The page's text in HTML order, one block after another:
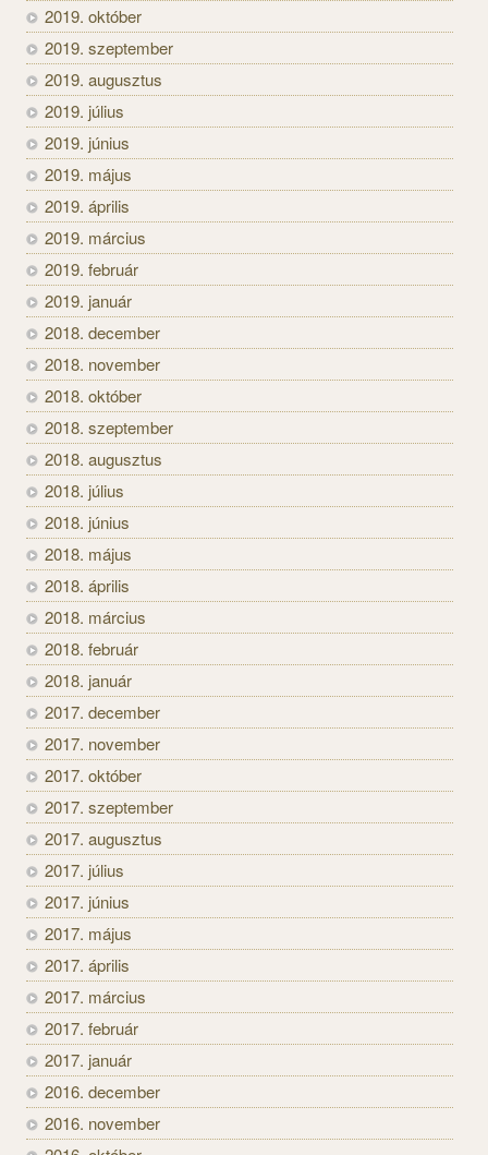
2019. október
2019. szeptember
2019. augusztus
2019. július
2019. június
2019. május
2019. április
2019. március
2019. február
2019. január
2018. december
2018. november
2018. október
2018. szeptember
2018. augusztus
2018. július
2018. június
2018. május
2018. április
2018. március
2018. február
2018. január
2017. december
2017. november
2017. október
2017. szeptember
2017. augusztus
2017. július
2017. június
2017. május
2017. április
2017. március
2017. február
2017. január
2016. december
2016. november